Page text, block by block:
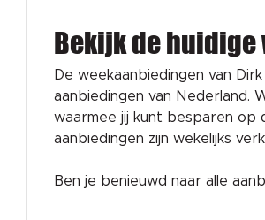
Bekijk de
De weekaanbiedingen van
aanbiedingen van Nederland.
waarmee jij kunt besparen op
aanbiedingen zijn wekelijks
Ben je benieuwd naar alle